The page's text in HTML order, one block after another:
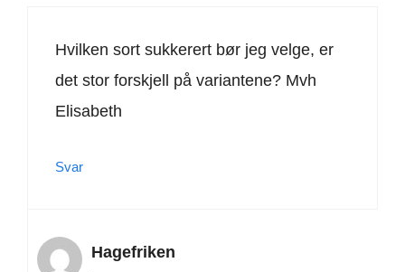
Hvilken sort sukkerert bør jeg velge, er
det stor forskjell på variantene? Mvh
Elisabeth
Svar
Hagefriken